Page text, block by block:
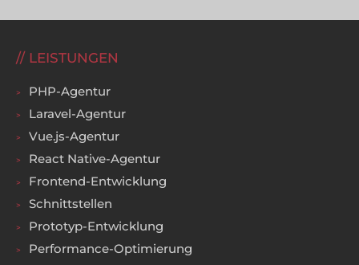
LEISTUNGEN
PHP-Agentur
Laravel-Agentur
Vue.js-Agentur
React Native-Agentur
Frontend-Entwicklung
Schnittstellen
Prototyp-Entwicklung
Performance-Optimierung